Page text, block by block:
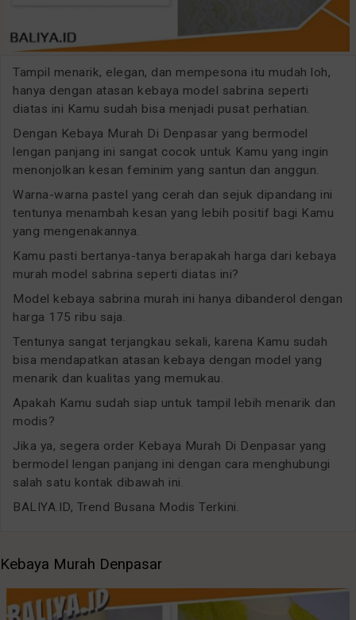
Tampil menarik, elegan, dan mempesona itu mudah loh,
hanya dengan atasan kebaya model sabrina seperti
diatas ini Kamu sudah bisa menjadi pusat perhatian.
Dengan Kebaya Murah Di Denpasar yang bermodel
lengan panjang ini sangat cocok untuk Kamu yang ingin
menonjolkan kesan feminim yang santun dan anggun.
Warna-warna pastel yang cerah dan sejuk dipandang ini
tentunya menambah kesan yang lebih positif bagi Kamu
yang mengenakannya.
Kamu pasti bertanya-tanya berapakah harga dari kebaya
murah model sabrina seperti diatas ini?
Model kebaya sabrina murah ini hanya dibanderol dengan
harga 175 ribu saja.
Tentunya sangat terjangkau sekali, karena Kamu sudah
bisa mendapatkan atasan kebaya dengan model yang
menarik dan kualitas yang memukau.
Apakah Kamu sudah siap untuk tampil lebih menarik dan
modis?
Jika ya, segera order Kebaya Murah Di Denpasar yang
bermodel lengan panjang ini dengan cara menghubungi
salah satu kontak dibawah ini.
BALIYA.ID, Trend Busana Modis Terkini.
Kebaya Murah Denpasar